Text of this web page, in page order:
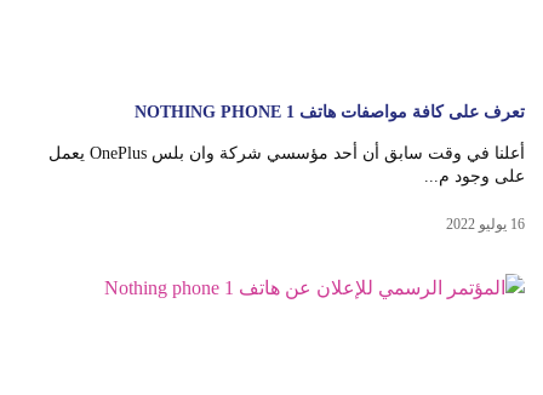
تعرف على كافة مواصفات هاتف NOTHING PHONE 1
أعلنا في وقت سابق أن أحد مؤسسي شركة وان بلس OnePlus يعمل
على وجود م...
16 يوليو 2022